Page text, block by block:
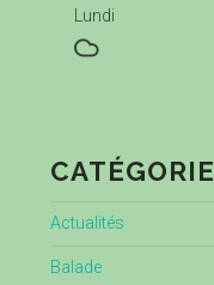
Lundi
Actualités
Balade